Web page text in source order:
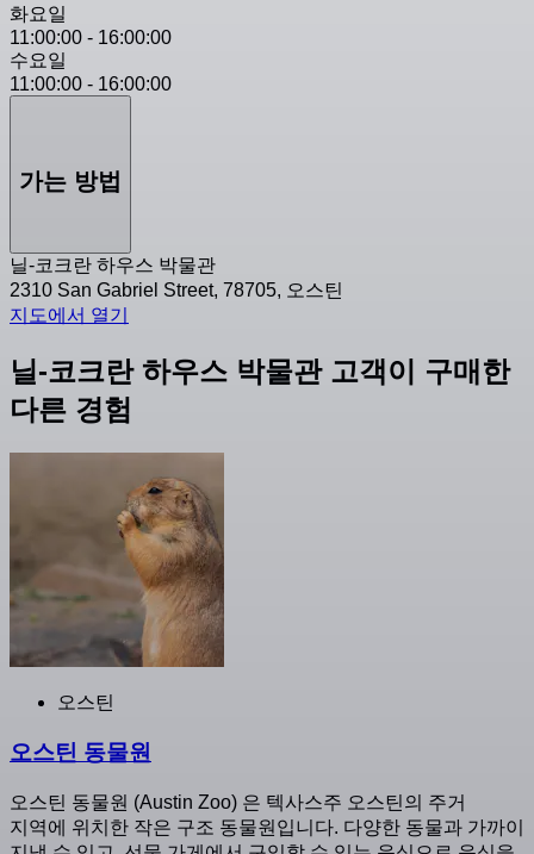
화요일
11:00:00 - 16:00:00
수요일
11:00:00 - 16:00:00
가는 방법
닐-코크란 하우스 박물관
2310 San Gabriel Street, 78705, 오스틴
지도에서 열기
닐-코크란 하우스 박물관 고객이 구매한
다른 경험
오스틴
오스틴 동물원
오스틴 동물원 (Austin Zoo) 은 텍사스주 오스틴의 주거
지역에 위치한 작은 구조 동물원입니다. 다양한 동물과 가까이